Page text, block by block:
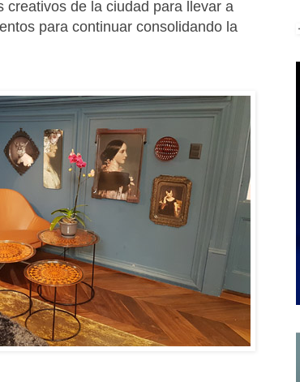
de la ciudad para llevar a
para continuar consolidando la